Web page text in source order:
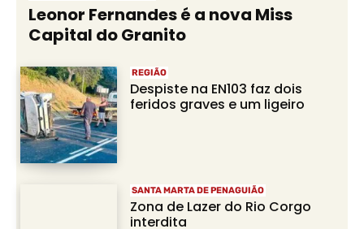
Leonor Fernandes é a nova Miss
Capital do Granito
REGIÃO
Despiste na EN103 faz dois
feridos graves e um ligeiro
SANTA MARTA DE PENAGUIÃO
Zona de Lazer do Rio Corgo
interdita